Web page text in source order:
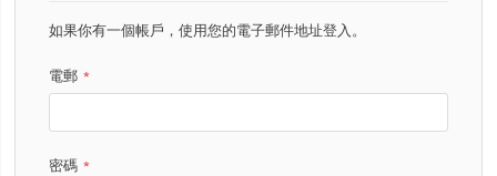
如果你有一個帳戶，使用您的電子郵件地址登入。
電郵
密碼